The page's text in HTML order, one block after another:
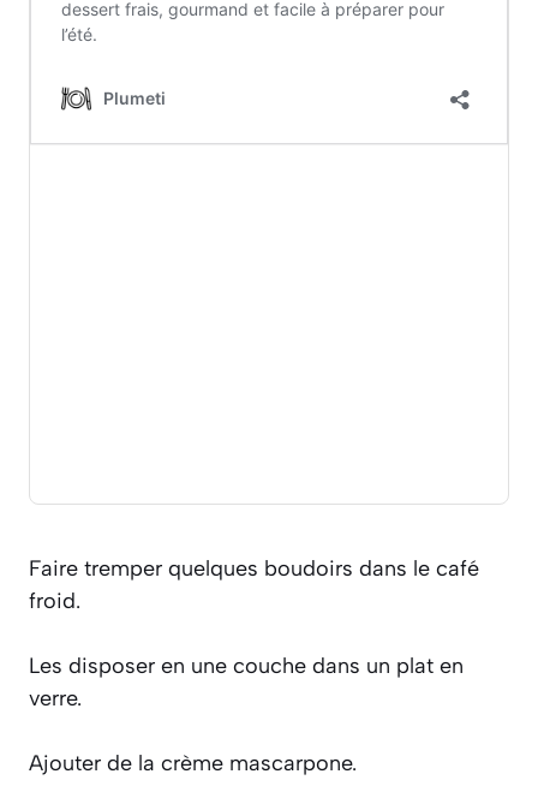
Faire tremper quelques boudoirs dans le café
froid.
Les disposer en une couche dans un plat en
verre.
Ajouter de la crème mascarpone.